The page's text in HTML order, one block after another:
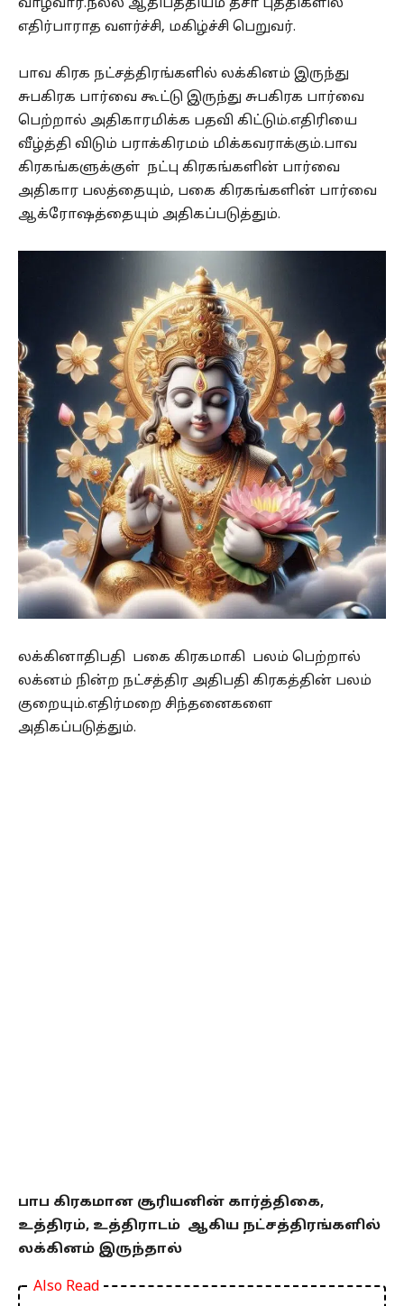
வாழ்வார்.நல்ல ஆதிபத்தியம் தசா புத்திகளில்
எதிர்பாராத வளர்ச்சி, மகிழ்ச்சி பெறுவர்.
பாவ கிரக நட்சத்திரங்களில் லக்கினம் இருந்து
சுபகிரக பார்வை கூட்டு இருந்து சுபகிரக பார்வை
பெற்றால் அதிகாரமிக்க பதவி கிட்டும்.எதிரியை
வீழ்த்தி விடும் பராக்கிரமம் மிக்கவராக்கும்.பாவ
கிரகங்களுக்குள் நட்பு கிரகங்களின் பார்வை
அதிகார பலத்தையும், பகை கிரகங்களின் பார்வை
ஆக்ரோஷத்தையும் அதிகப்படுத்தும்.
லக்கினாதிபதி பகை கிரகமாகி பலம் பெற்றால்
லக்னம் நின்ற நட்சத்திர அதிபதி கிரகத்தின் பலம்
குறையும்.எதிர்மறை சிந்தனைகளை
அதிகப்படுத்தும்.
பாப கிரகமான சூரியனின் கார்த்திகை,
உத்திரம், உத்திராடம் ஆகிய நட்சத்திரங்களில்
லக்கினம் இருந்தால்
Also Read